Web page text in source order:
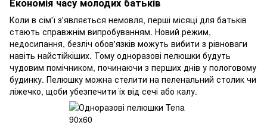
Коли в сім'ї з'являється немовля, перші місяці для батьків
стають справжнім випробуванням. Новий режим,
недосипання, безліч обов'язків можуть вибити з рівноваги
навіть найстійкіших. Тому одноразові пелюшки будуть
чудовим помічником, починаючи з перших днів у пологовому
будинку. Пелюшку можна стелити на пеленальний столик чи
ліжечко, щоби убезпечити їх від сечі або калу.